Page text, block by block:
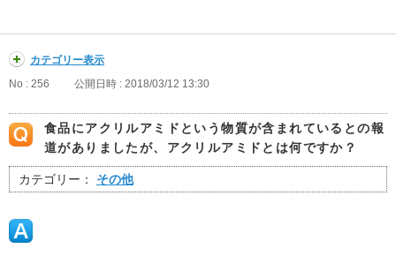
カテゴリー表示
No : 256
公開日時 : 2018/03/12 13:30
食品にアクリルアミドという物質が含まれているとの報
道がありましたが、アクリルアミドとは何ですか？
カテゴリー： その他